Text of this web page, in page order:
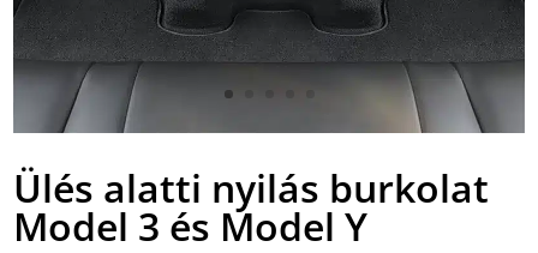
Ülés alatti nyilás burkolat
Model 3 és Model Y